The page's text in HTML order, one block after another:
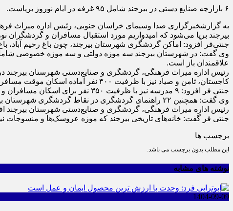
۶ بازارچه صنایع دستی در بیرجند شامل ۹۵ غرفه در ایام نوروز برپاست.
به گزارشخبرگزاری صدا وسیمای خراسان جنوبی، رئیس اداره میراث
بیرجند برپا می‌شود که امیدواریم مورد استقبال مسافران و گردشگران
جنتی‌فر افزود: اماکن گردشگری شهرستان بیرجند، چون باغ رحیم آباد،
وی گفت: در شهرستان بیرجند سه موزه دولتی و سه موزه خصوصی شامل
علاقمندان باز است.
رئیس اداره میراث فرهنگی، گردشگری و صنایع‌دستی شهرستان بیرجند
کاجستان، ثامن و صیاد نیز با ظرفیت ۳۰۰ نفر آماده اسکان موقت مسافران است.
جنتی فر افزود: ۹ مدرسه نیز با ظرفیت ۳۵۰ نفر برای اسکان مسافران و گردشگران نوروزی فراهم است.
وی گفت: همچنین ۲۲ راهنمای گردشگری در نقاط گردشگری شهرستان بیرجند آماده راهنمایی مسافران هستند.
رئیس اداره میراث فرهنگی، گردشگری و صنایع‌دستی شهرستان بیرجند
جنتی فر گفت: خانه‌های تاریخی بیرجند که موزه عروسک‌ها و منسوجات
برچسب ها
این مطلب بدون برچسب می باشد.
نوشته های مشابه
1404-09-09